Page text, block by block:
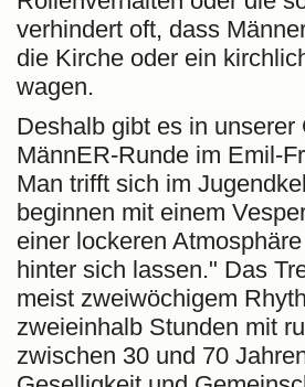
verhindert oft, dass
die Kirche oder ein
wagen.
Deshalb gibt es in unserer
MännER-Runde im Emil-
Man trifft sich im
beginnen mit einem
einer lockeren
hinter sich lassen." Das
meist zweiwöchigem
zweieinhalb Stunden mit
zwischen 30 und 70